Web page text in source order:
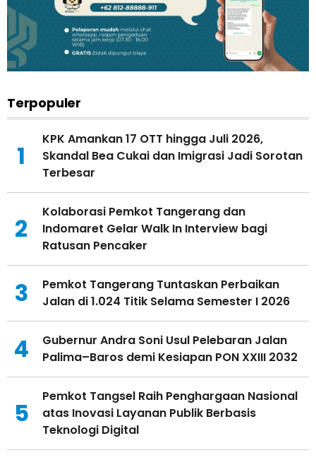
Terpopuler
1
KPK Amankan 17 OTT hingga Juli 2026,
Skandal Bea Cukai dan Imigrasi Jadi Sorotan
Terbesar
2
Kolaborasi Pemkot Tangerang dan
Indomaret Gelar Walk In Interview bagi
Ratusan Pencaker
3
Pemkot Tangerang Tuntaskan Perbaikan
Jalan di 1.024 Titik Selama Semester I 2026
4
Gubernur Andra Soni Usul Pelebaran Jalan
Palima–Baros demi Kesiapan PON XXIII 2032
5
Pemkot Tangsel Raih Penghargaan Nasional
atas Inovasi Layanan Publik Berbasis
Teknologi Digital